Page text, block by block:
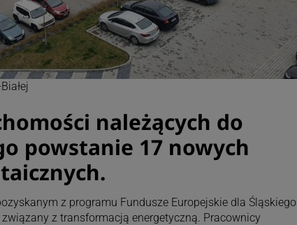
należących do
powstanie 17 nowych
z programu Fundusze Europejskie dla Śląskiego
z transformacją energetyczną. Pracownicy